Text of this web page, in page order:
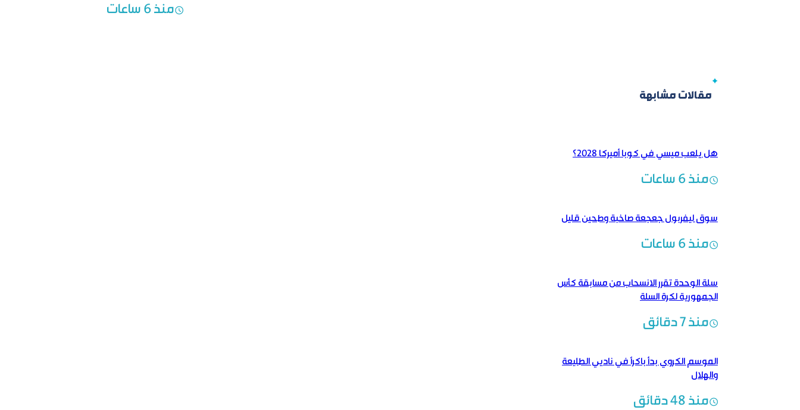
منذ 6 ساعات
مقالات مشابهة
هل يلعب ميسي في كوبا أميركا 2028؟
منذ 6 ساعات
سوق ليفربول جعجعة صاخبة وطحين قليل
منذ 6 ساعات
سلة الوحدة تقرر الانسحاب من مسابقة كأس
الجمهورية لكرة السلة
منذ 7 دقائق
الموسم الكروي بدأ باكراً في ناديي الطليعة
والهلال
منذ 48 دقائق